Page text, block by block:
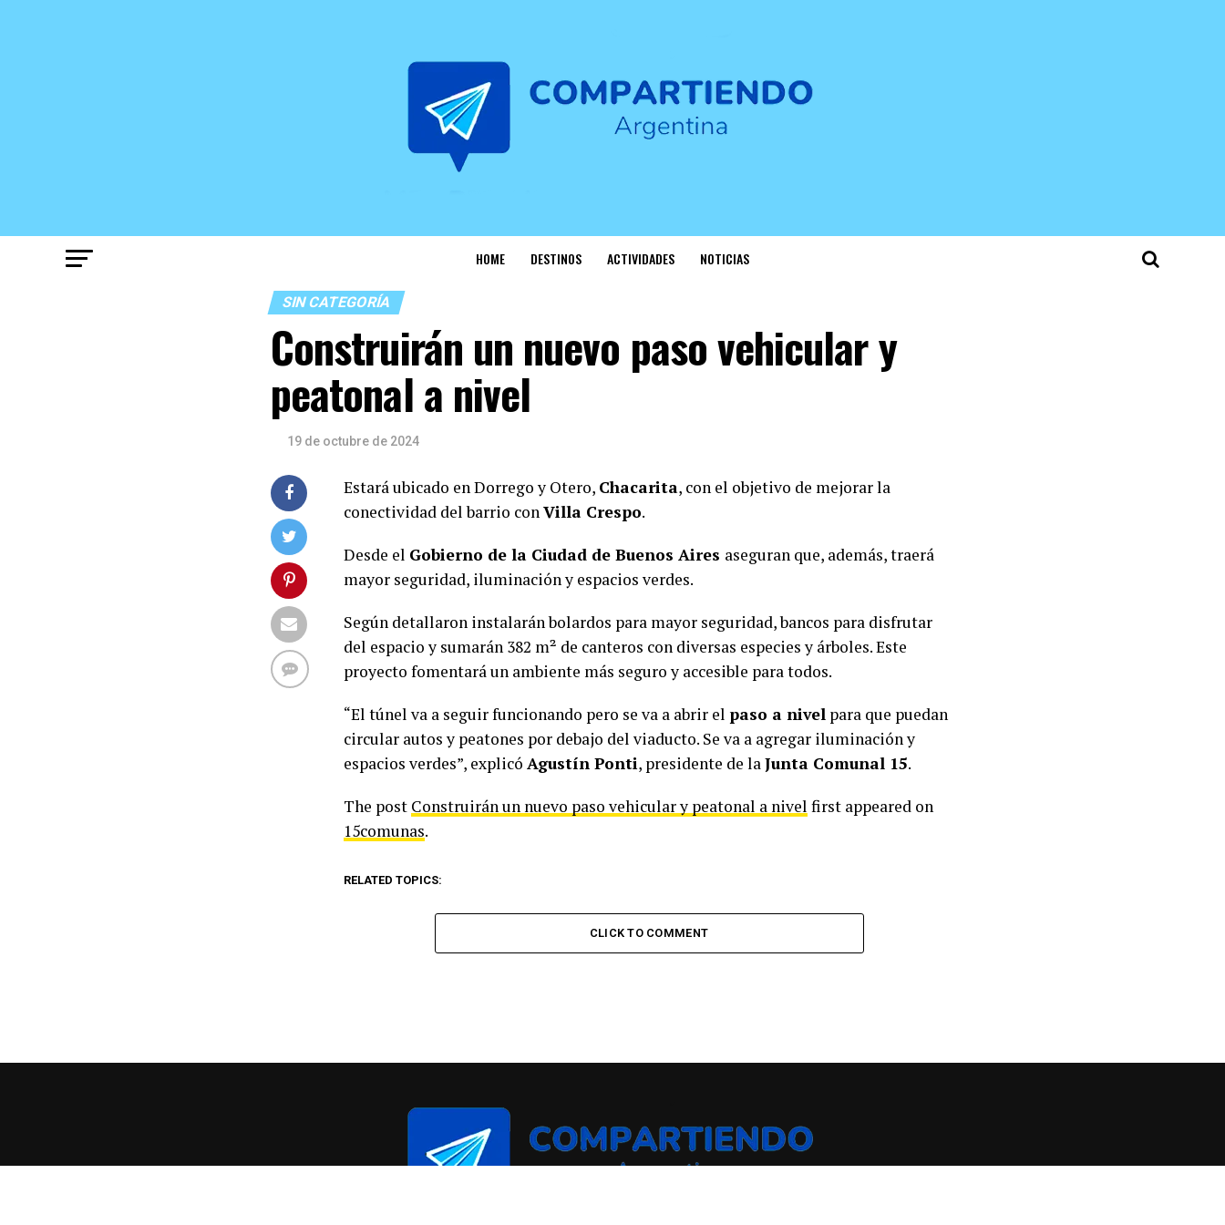
HOME DESTINOS ACTIVIDADES NOTICIAS
SIN CATEGORÍA
Construirán un nuevo paso vehicular y
peatonal a nivel
19 de octubre de 2024
Estará ubicado en Dorrego y Otero, Chacarita, con el objetivo de mejorar la
conectividad del barrio conVilla Crespo.
Desde el Gobierno de la Ciudad de Buenos Aires aseguran que, además, traerá
mayor seguridad, iluminación y espacios verdes.
Según detallaron instalarán bolardos para mayor seguridad, bancos para disfrutar
del espacio y sumarán 382 m² de canteros con diversas especies y árboles. Este
proyecto fomentará un ambiente más seguro y accesible para todos.
“El túnel va a seguir funcionando pero se va a abrir el paso a nivel para que puedan
circular autos y peatones por debajo del viaducto. Se va a agregar iluminación y
espacios verdes”, explicó Agustín Ponti, presidente de laJunta Comunal 15.
The post Construirán un nuevo paso vehicular y peatonal a nivel first appeared on
15comunas.
RELATED TOPICS:
CLICK TO COMMENT